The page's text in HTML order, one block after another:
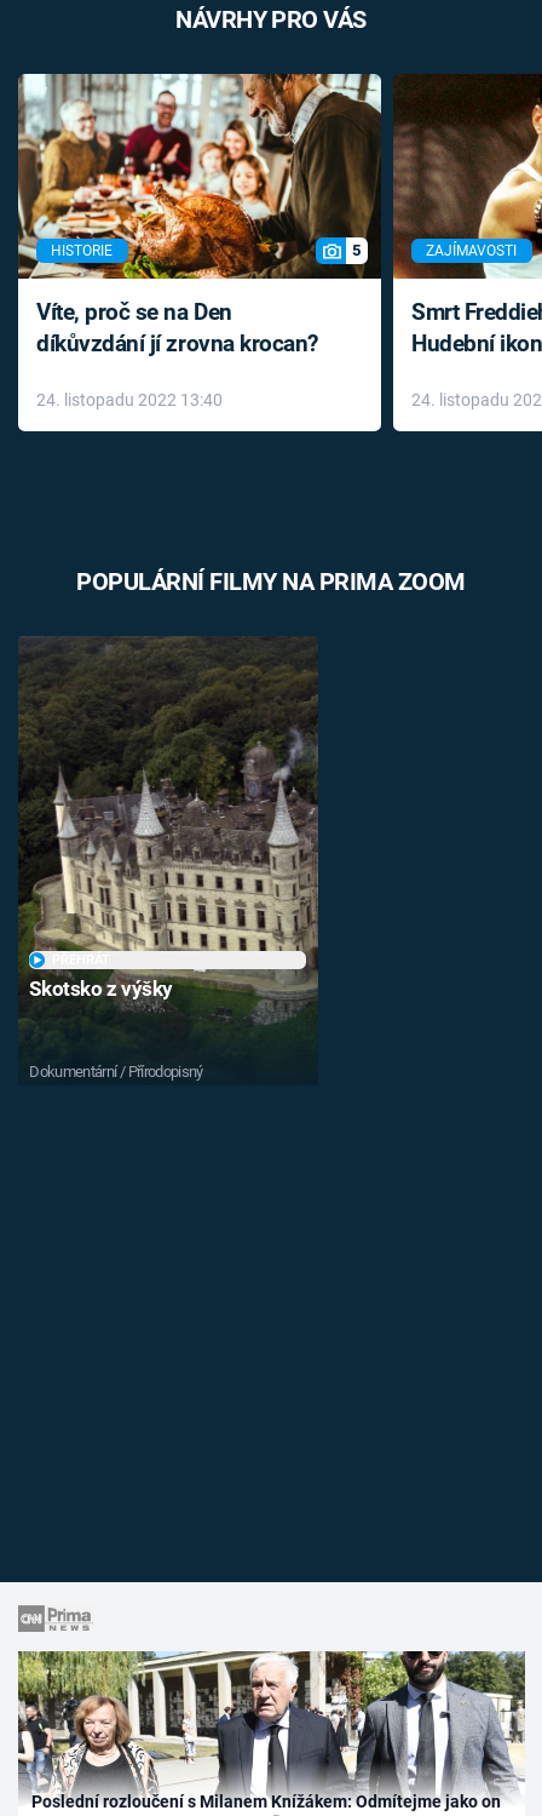
NÁVRHY PRO VÁS
HISTORIE 5
Víte, proč se na Den
díkůvzdání jí zrovna krocan?
24. listopadu 2022 13:40
ZAJÍMAVOSTI
Smrt
Hudební
léky
24. listopadu
POPULÁRNÍ FILMY NA PRIMA ZOOM
Skotsko z výšky
Dokumentární / Přírodopisný
Poslední rozloučení s Milanem Knížákem: Odmítejme jako on